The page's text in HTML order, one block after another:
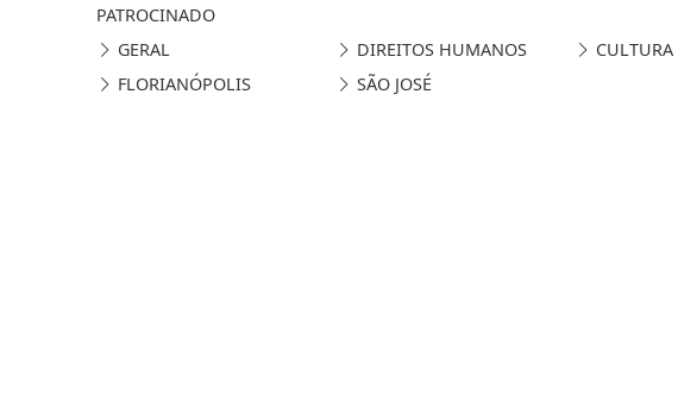
PATROCINADO
GERAL DIREITOS HUMANOS
CULTURA
FLORIANÓPOLIS
SÃO JOSÉ